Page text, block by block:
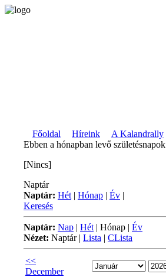
Főoldal Híreink A Kalandrally
Ebben a hónapban levő születésnapok
[Nincs]
Naptár
Naptár: Hét | Hónap | Év |
Keresés
Naptár: Nap | Hét | Hónap | Év
Nézet: Naptár| Lista | CLista
<<
December